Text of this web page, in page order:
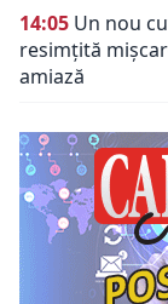
14:05 Un nou
resimțită
amiază